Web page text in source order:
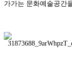
가가는 문화예술공간